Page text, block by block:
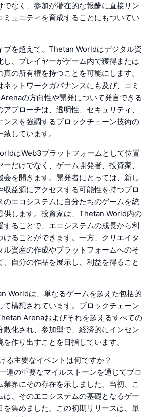
でなく、参加が潜在的な報酬に直接リン
ミュニティを育成することにもついてい
ブを超えて、Thetan Worldはデジタル資
し、プレイヤーがゲーム内で獲得または
の所有権を持つことを可能にします。
ネットワークガバナンスにも及び、コミ
の方向性や開発について発言できる
プローチは、透明性、セキュリティ、
ンスを強調するブロックチェーン技術の
しています。
はWeb3プラットフォームとして位置
だけでなく、ゲーム開発者、投資家、
会を開きます。開発者にとっては、新し
収益源にアクセスする可能性を持つブロ
のエコシステムに自分たちのゲームを統
供します。投資家は、Thetan World内の
することで、エコシステムの成長から利
けることができます。一方、クリエイタ
ル資産の作成やプラットフォームへのそ
自分の作品を展示し、利益を得ること
Worldは、単なるゲームを超えた包括的
て構想されています。ブロックチェーン
Arenaおよびそれを超えるすべての
散化され、参加型で、経済的にインセン
作り出すことを目指しています。
る主要なイベントは何ですか？
連の重要なマイルストーンを通じてブロ
業界にその存在を示しました。当初、こ
は、そのエコシステムの基礎となるゲー
を集めました。この初期リリースは、単